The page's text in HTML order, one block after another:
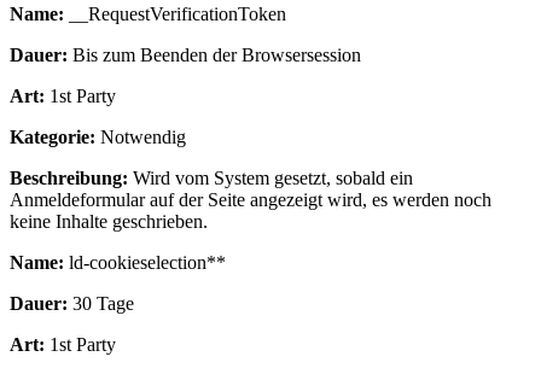
Name: __RequestVerificationToken
Dauer: Bis zum Beenden der Browsersession
Art: 1st Party
Kategorie: Notwendig
Beschreibung: Wird vom System gesetzt, sobald ein
Anmeldeformular auf der Seite angezeigt wird, es werden noch
keine Inhalte geschrieben.
Name: ld-cookieselection**
Dauer: 30 Tage
Art: 1st Party